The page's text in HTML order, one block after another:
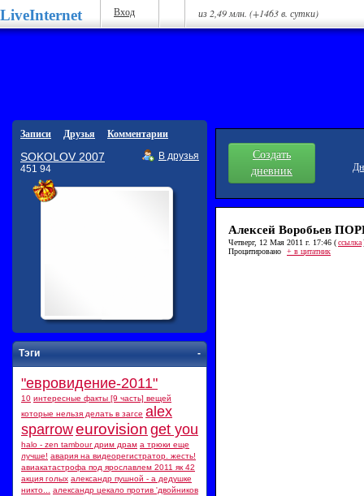
LiveInternet Вход из 2,49 млн. (+1463 в. сутки)
Записи Друзья
Комментарии
В друзья
SOKOLOV 2007
451 94
-
Тэги
"евровидение-2011"
‪интересные факты [9 часть]‬‏
10 вещей
которые нельзя делать в загсе alex
sparroweurovision get you
halo - zen tambour дрим драм а трюки еще
лучше! авария на видеорегистратор. жесть!
авиакатастрофа под ярославлем 2011 як 42
акция голых александр пушной - а дедушке
никто...
александр цекало против 'двойников
Создать
дневник
Алексей Воробьев
Четверг, 12 Мая 2011 г. 17:46 (ссылка
Процитировано
+ в цитатник